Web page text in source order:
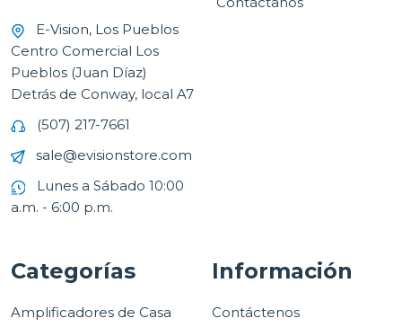
E-Vision, Los Pueblos
Centro Comercial Los
Pueblos (Juan Díaz)
Detrás de Conway, local A7
(507) 217-7661
sale@evisionstore.com
Lunes a Sábado 10:00
a.m. - 6:00 p.m.
Categorías
Amplificadores de Casa
Información
Contáctenos